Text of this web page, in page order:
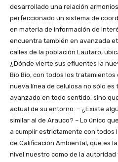
desarrollado una relación
perfeccionado un sistema de
en materia de información de
encuentra también en avanzada
calles de la población Lautaro,
¿Dónde vierte sus efluentes la
Bío Bío, con todos los
nueva línea de celulosa no sólo es
avanzado en todo sentido, sino
actual de su entorno. – ¿Existe
similar al de Arauco? – Lo único
a cumplir estrictamente con todos
de Calificación Ambiental, que es
nivel nuestro como de la autoridad